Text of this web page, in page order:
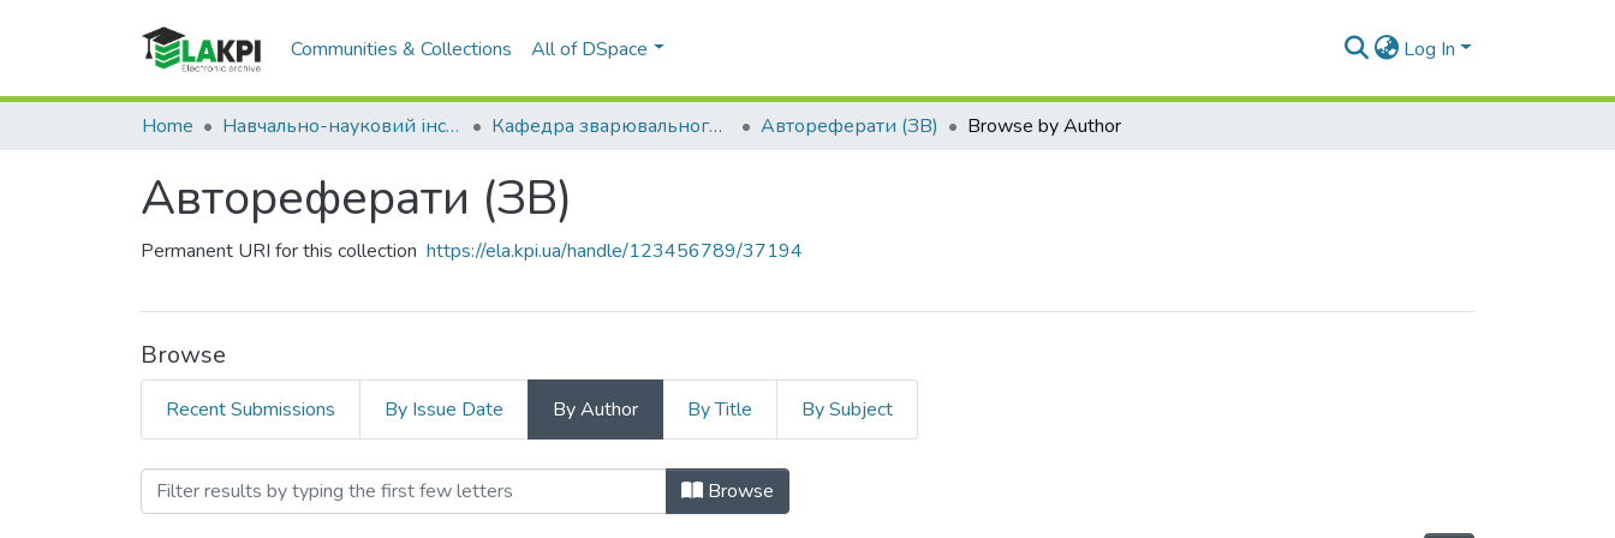
Communities & Collections All of DSpace Log In
Home Навчально-науковий інститут матеріалознавства та зварювання ім. Є.О. Патона (НН ІМЗ ім. Є.О. Патона) Кафедра зварювального виробництва (ЗВ) Автореферати (ЗВ) Browse by Author
Автореферати (ЗВ)
Permanent URI for this collection https://ela.kpi.ua/handle/123456789/37194
Browse
Recent Submissions By Issue Date By Author By Title By Subject
Browsing Автореферати (ЗВ) by Author
Browse